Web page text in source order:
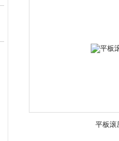
平板滚